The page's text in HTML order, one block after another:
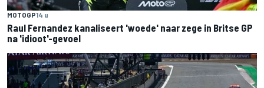
MOTOGP14 u
Raul Fernandez kanaliseert 'woede' naar zege in Britse GP
na 'idioot'-gevoel